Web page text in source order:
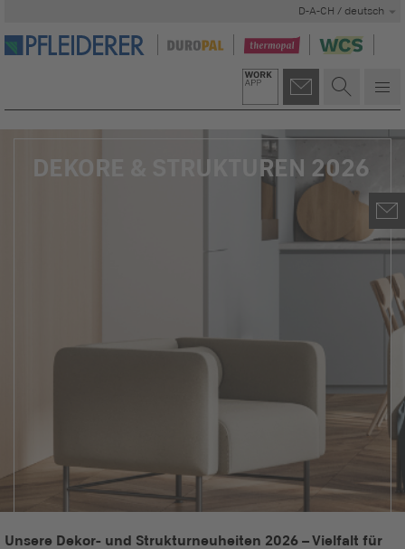
D-A-CH / deutsch
DEKORE & STRUKTUREN 2026
Unsere Dekor- und Strukturneuheiten 2026 – Vielfalt für